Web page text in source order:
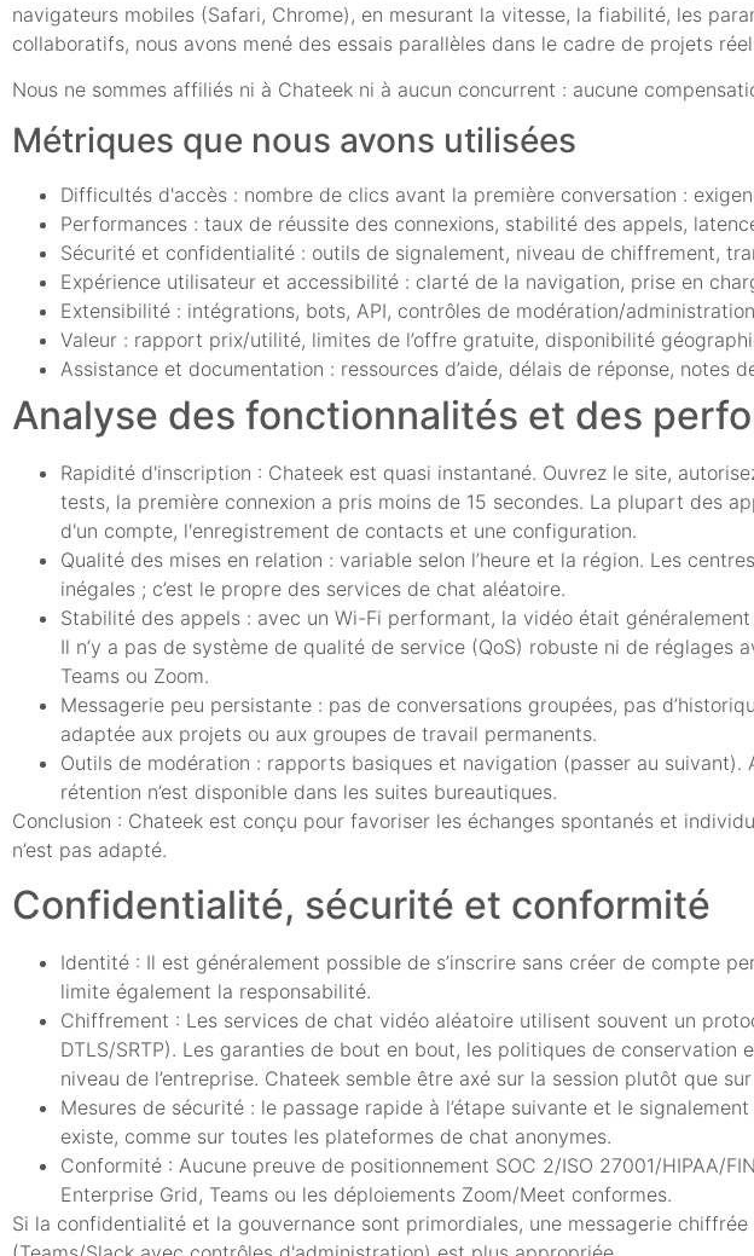
navigateurs mobiles (Safari, Chrome), en mesurant la vitesse, la fiabilité, les
collaboratifs, nous avons mené des essais parallèles dans le cadre de projets
Nous ne sommes affiliés ni à Chateek ni à aucun concurrent : aucune
Métriques que nous avons utilisées
Difficultés d'accès : nombre de clics avant la première conversation :
Performances : taux de réussite des connexions, stabilité des appels,
Sécurité et confidentialité : outils de signalement, niveau de chiffrement,
Expérience utilisateur et accessibilité : clarté de la navigation, prise en
Extensibilité : intégrations, bots, API, contrôles de modération/administration
Valeur : rapport prix/utilité, limites de l’offre gratuite, disponibilité
Assistance et documentation : ressources d’aide, délais de réponse, notes
Analyse des fonctionnalités et des
Rapidité d'inscription : Chateek est quasi instantané. Ouvrez le site,
tests, la première connexion a pris moins de 15 secondes. La plupart des
d'un compte, l'enregistrement de contacts et une configuration.
Qualité des mises en relation : variable selon l’heure et la région. Les
inégales ; c’est le propre des services de chat aléatoire.
Stabilité des appels : avec un Wi-Fi performant, la vidéo était
Il n’y a pas de système de qualité de service (QoS) robuste ni de réglages
Teams ou Zoom.
Messagerie peu persistante : pas de conversations groupées, pas
adaptée aux projets ou aux groupes de travail permanents.
Outils de modération : rapports basiques et navigation (passer au suivant).
rétention n’est disponible dans les suites bureautiques.
Conclusion : Chateek est conçu pour favoriser les échanges spontanés et
n’est pas adapté.
Confidentialité, sécurité et conformité
Identité : Il est généralement possible de s’inscrire sans créer de compte
limite également la responsabilité.
Chiffrement : Les services de chat vidéo aléatoire utilisent souvent un
DTLS/SRTP). Les garanties de bout en bout, les politiques de
niveau de l’entreprise. Chateek semble être axé sur la session plutôt que sur
Mesures de sécurité : le passage rapide à l’étape suivante et le
existe, comme sur toutes les plateformes de chat anonymes.
Conformité : Aucune preuve de positionnement SOC 2/ISO 27001/HIPAA/
Enterprise Grid, Teams ou les déploiements Zoom/Meet conformes.
Si la confidentialité et la gouvernance sont primordiales, une messagerie